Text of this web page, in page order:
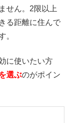
せん。2限以上
る距離に住んで
。
に使いたい方
選ぶのがポイン